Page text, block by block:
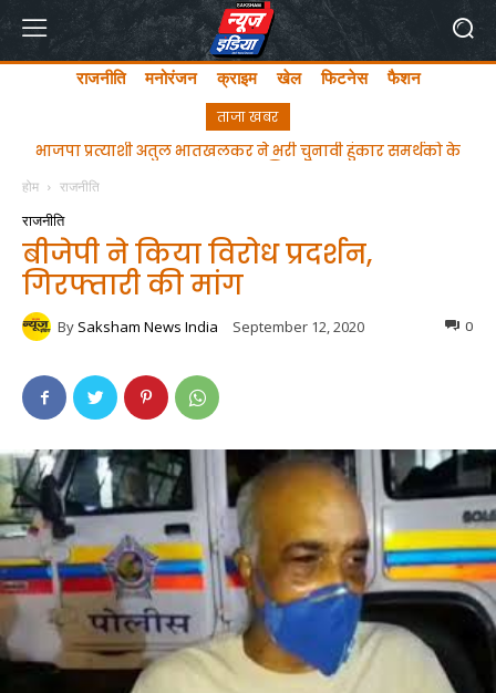
राजनीति मनोरंजन क्राइम खेल फिटनेस फैशन
ताजा खबर
भाजपा प्रत्याशी अतुल भातखलकर ने भरी चुनावी हुंकार समर्थको के
ghgfhfghfghgfhgfhf
होम राजनीति
राजनीति
बीजेपी ने किया विरोध प्रदर्शन,
गिरफ्तारी की मांग
By Saksham News India September 12, 2020 0